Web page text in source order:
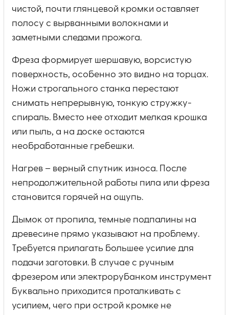
чистой, почти глянцевой кромки оставляет
полосу с вырванными волокнами и
заметными следами прожога.
Фреза формирует шершавую, ворсистую
поверхность, особенно это видно на торцах.
Ножи строгального станка перестают
снимать непрерывную, тонкую стружку-
спираль. Вместо нее отходит мелкая крошка
или пыль, а на доске остаются
необработанные гребешки.
Нагрев – верный спутник износа. После
непродолжительной работы пила или фреза
становится горячей на ощупь.
Дымок от пропила, темные подпалины на
древесине прямо указывают на проблему.
Требуется прилагать большее усилие для
подачи заготовки. В случае с ручным
фрезером или электрорубанком инструмент
буквально приходится проталкивать с
усилием, чего при острой кромке не